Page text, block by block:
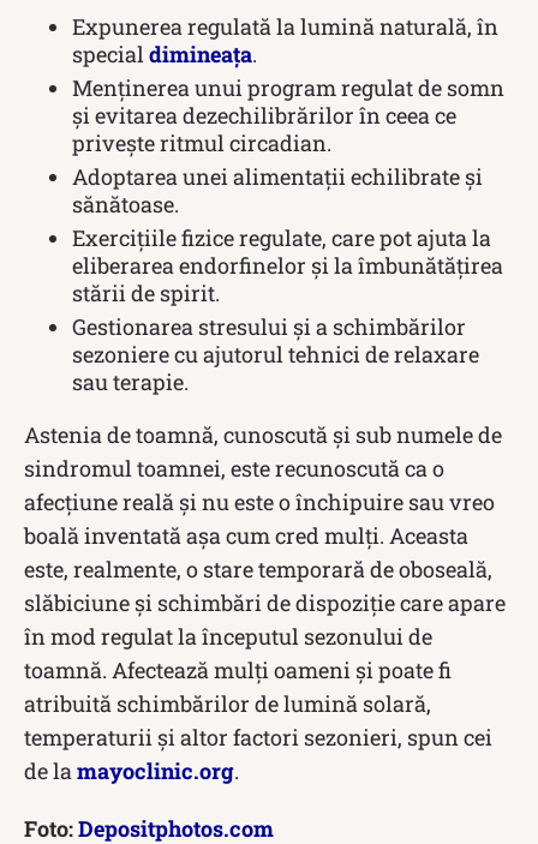
Expunerea regulată la lumină naturală, în
special dimineața.
Menținerea unui program regulat de somn
și evitarea dezechilibrărilor în ceea ce
privește ritmul circadian.
Adoptarea unei alimentații echilibrate și
sănătoase.
Exercițiile fizice regulate, care pot ajuta la
eliberarea endorfinelor și la îmbunătățirea
stării de spirit.
Gestionarea stresului și a schimbărilor
sezoniere cu ajutorul tehnici de relaxare
sau terapie.
Astenia de toamnă, cunoscută și sub numele de
sindromul toamnei, este recunoscută ca o
afecțiune reală și nu este o închipuire sau vreo
boală inventată așa cum cred mulți. Aceasta
este, realmente, o stare temporară de oboseală,
slăbiciune și schimbări de dispoziție care apare
în mod regulat la începutul sezonului de
toamnă. Afectează mulți oameni și poate fi
atribuită schimbărilor de lumină solară,
temperaturii și altor factori sezonieri, spun cei
de la mayoclinic.org.
Foto:Depositphotos.com